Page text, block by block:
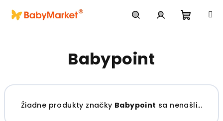
Babypoint
Žiadne produkty značky Babypoint sa nenašli...